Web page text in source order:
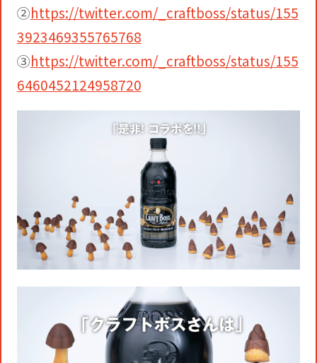
②https://twitter.com/_craftboss/status/155
3923469355765768
③https://twitter.com/_craftboss/status/155
6460452124958720